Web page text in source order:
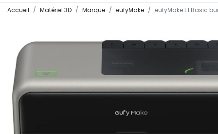
Accueil Matériel 3D Marque eufyMake eufyMake E1 Basic